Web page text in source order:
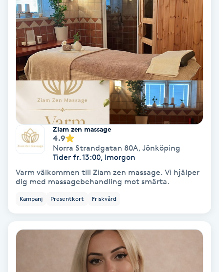
Hudvård
Hyaluronsyra
Hyperhidros
Hårborttagning
Hårbottenbehandling
Hårförlängning
Hårvård
Ziam zen massage
4.9
Norra Strandgatan 80A, Jönköping
Tider fr. 13:00, Imorgon
Varm välkommen till Ziam zen massage. Vi hjälper
dig med massagebehandling mot smärta.
Kampanj Presentkort Friskvård